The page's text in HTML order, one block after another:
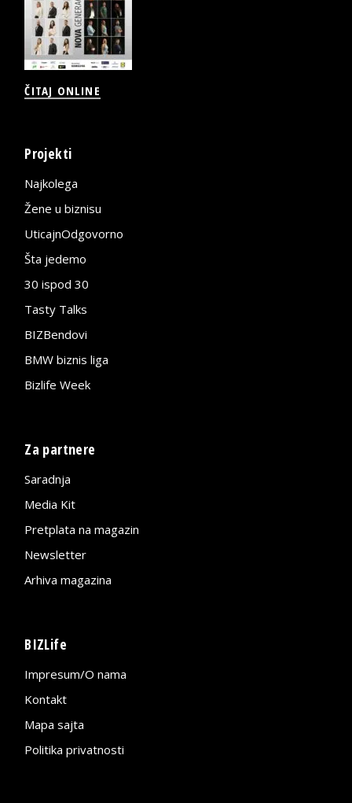
ČITAJ ONLINE
Projekti
Najkolega
Žene u biznisu
UticajnOdgovorno
Šta jedemo
30 ispod 30
Tasty Talks
BIZBendovi
BMW biznis liga
Bizlife Week
Za partnere
Saradnja
Media Kit
Pretplata na magazin
Newsletter
Arhiva magazina
BIZLife
Impresum/O nama
Kontakt
Mapa sajta
Politika privatnosti